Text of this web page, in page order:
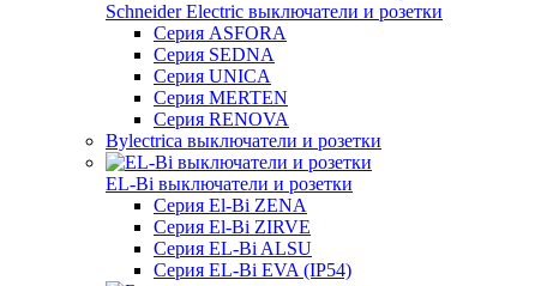
Schneider Electric выключатели и розетки
Серия ASFORA
Серия SEDNA
Серия UNICA
Серия MERTEN
Серия RENOVA
Bylectrica выключатели и розетки
EL-Bi выключатели и розетки
Серия El-Bi ZENA
Серия El-Bi ZIRVE
Серия EL-Bi ALSU
Серия EL-Bi EVA (IP54)